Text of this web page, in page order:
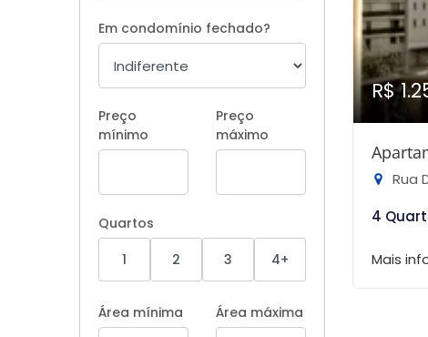
Em condomínio fechado?
Preço
mínimo
Preço
máximo
Quartos
1
2 3 4+
Área mínima Área máxima
R$
Rua
4
Mais